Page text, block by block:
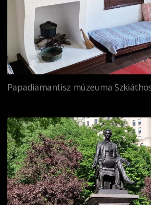
Papadiamantisz múzeuma